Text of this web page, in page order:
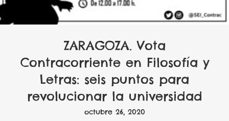
ZARAGOZA. Vota
Contracorriente en Filosofía y
Letras: seis puntos para
revolucionar la universidad
octubre 26, 2020